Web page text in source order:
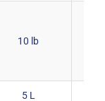
10 lb
5 L